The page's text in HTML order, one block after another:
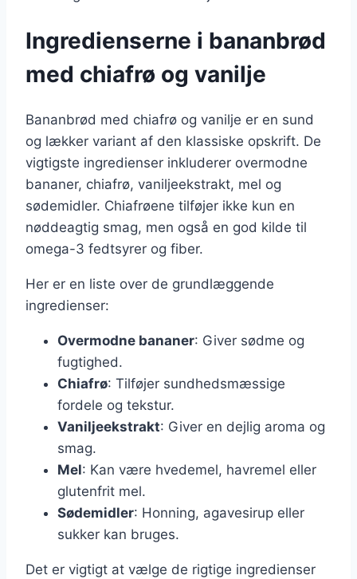
Ingredienserne i bananbrød
med chiafrø og vanilje
Bananbrød med chiafrø og vanilje er en sund
og lækker variant af den klassiske opskrift. De
vigtigste ingredienser inkluderer overmodne
bananer, chiafrø, vaniljeekstrakt, mel og
sødemidler. Chiafrøene tilføjer ikke kun en
nøddeagtig smag, men også en god kilde til
omega-3 fedtsyrer og fiber.
Her er en liste over de grundlæggende
ingredienser:
Overmodne bananer: Giver sødme og
fugtighed.
Chiafrø: Tilføjer sundhedsmæssige
fordele og tekstur.
Vaniljeekstrakt: Giver en dejlig aroma og
smag.
Mel: Kan være hvedemel, havremel eller
glutenfrit mel.
Sødemidler: Honning, agavesirup eller
sukker kan bruges.
Det er vigtigt at vælge de rigtige ingredienser